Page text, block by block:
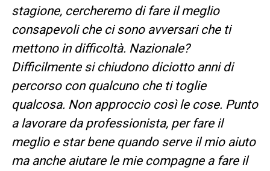
stagione, cercheremo di fare il meglio
consapevoli che ci sono avversari che ti
mettono in difficoltà. Nazionale?
Difficilmente si chiudono diciotto anni di
percorso con qualcuno che ti toglie
qualcosa. Non approccio così le cose. Punto
a lavorare da professionista, per fare il
meglio e star bene quando serve il mio aiuto
ma anche aiutare le mie compagne a fare il